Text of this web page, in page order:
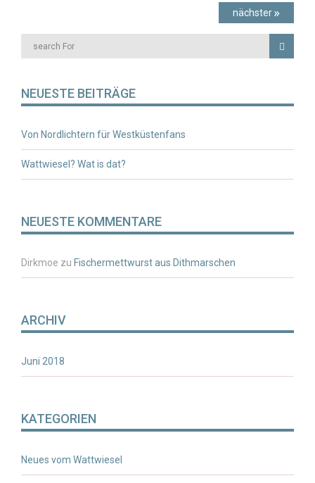
Next
post:
nächster»
NEUESTE BEITRÄGE
Von Nordlichtern für Westküstenfans
Wattwiesel? Wat is dat?
NEUESTE KOMMENTARE
Dirkmoe zu Fischermettwurst aus Dithmarschen
ARCHIV
Juni 2018
KATEGORIEN
Neues vom Wattwiesel